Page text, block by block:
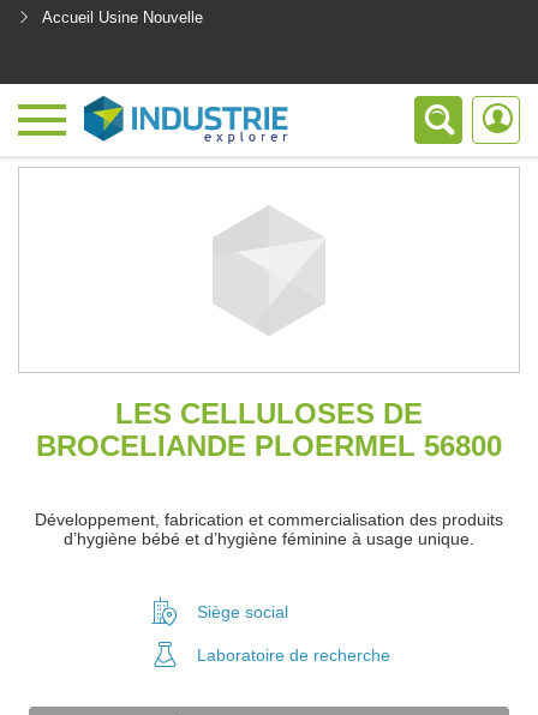
Accueil Usine Nouvelle
LES CELLULOSES DE
BROCELIANDE PLOERMEL 56800
Développement, fabrication et commercialisation des produits
d’hygiène bébé et d’hygiène féminine à usage unique.
Siège social
Laboratoire de recherche